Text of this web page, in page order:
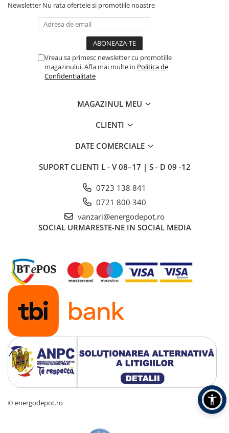
Newsletter Nu rata ofertele si promotiile noastre
Vreau sa primesc newsletter cu promotiile
magazinului. Afla mai multe in Politica de
Confidentialitate
MAGAZINUL MEU
CLIENTI
DATE COMERCIALE
SUPORT CLIENTI L - V 08–17 | S - D 09 -12
0723 138 841
0721 800 340
vanzari@energodepot.ro
SOCIAL URMARESTE-NE IN SOCIAL MEDIA
© energodepot.ro